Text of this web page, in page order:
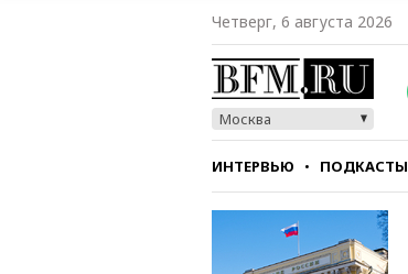
Четверг, 6 августа 2026
Москва
ИНТЕРВЬЮ ПОДКАСТЫ
СТИЛЬ ТЕСТЫ